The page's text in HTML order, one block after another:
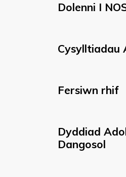
Dolenni I
Cysylltiadau
Fersiwn rhif
Dyddiad
Dangosol